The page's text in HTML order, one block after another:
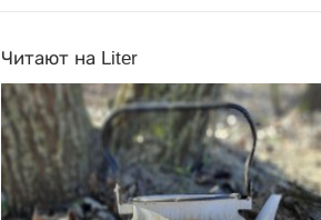
Читают на Liter